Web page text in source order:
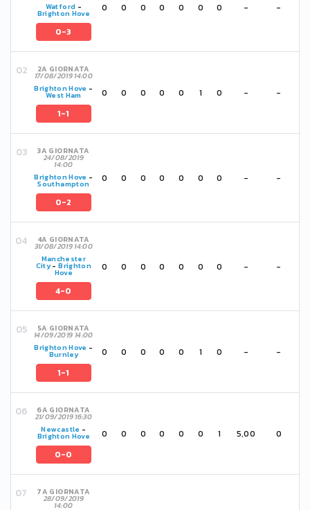
Watford -
Brighton Hove
0-3
0 0 0 0 0 0 0 - -
2A GIORNATA
17/08/2019 14:00
Brighton Hove -
West Ham
1-1
0 0 0 0 0 1 0 - -
3A GIORNATA
24/08/2019
14:00
Brighton Hove -
Southampton
0-2
0 0 0 0 0 0 0 - -
4A GIORNATA
31/08/2019 14:00
Manchester
City-Brighton
Hove
4-0
0 0 0 0 0 0 0 - -
5A GIORNATA
14/09/2019 14:00
Brighton Hove -
Burnley
1-1
0 0 0 0 0 1 0 - -
6A GIORNATA
21/09/2019 16:30
Newcastle -
Brighton Hove
0-0
0 0 0 0 0 0 1 5,00 0
7A GIORNATA
28/09/2019
14:00